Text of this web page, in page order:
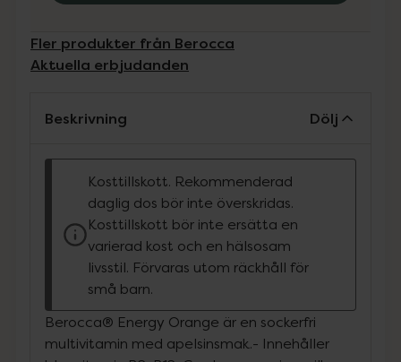
Fler produkter från Berocca
Aktuella erbjudanden
Beskrivning Dölj
Kosttillskott. Rekommenderad
daglig dos bör inte överskridas.
Kosttillskott bör inte ersätta en
varierad kost och en hälsosam
livsstil. Förvaras utom räckhåll för
små barn.
Berocca® Energy Orange är en sockerfri
multivitamin med apelsinsmak.- Innehåller